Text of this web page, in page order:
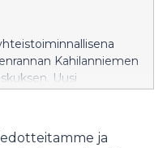
Kahilanniemen
Uusi
keskussairaalan
ja